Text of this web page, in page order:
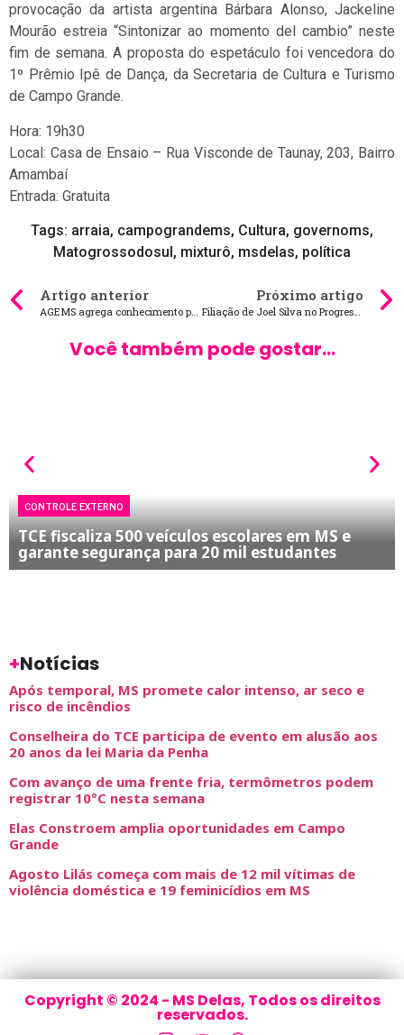
provocação da artista argentina Bárbara Alonso, Jackeline
Mourão estreia “Sintonizar ao momento del cambio” neste
fim de semana. A proposta do espetáculo foi vencedora do
1º Prêmio Ipê de Dança, da Secretaria de Cultura e Turismo
de Campo Grande.
Hora: 19h30
Local: Casa de Ensaio – Rua Visconde de Taunay, 203, Bairro
Amambaí
Entrada: Gratuita
Tags: arraia, campograndems, Cultura, governoms,
Matogrossodosul, mixturô, msdelas, política
Artigo anterior Próximo artigo
Filiação de Joel Silva no Progressistas reforça partido em MS
Você também pode gostar...
CONTROLE EXTERNO
TCE fiscaliza 500 veículos escolares em MS e
garante segurança para 20 mil estudantes
+Notícias
Após temporal, MS promete calor intenso, ar seco e
risco de incêndios
Conselheira do TCE participa de evento em alusão aos
20 anos da lei Maria da Penha
Com avanço de uma frente fria, termômetros podem
registrar 10°C nesta semana
Elas Constroem amplia oportunidades em Campo
Grande
Agosto Lilás começa com mais de 12 mil vítimas de
violência doméstica e 19 feminicídios em MS
Copyright © 2024 - MS Delas, Todos os direitos
reservados.